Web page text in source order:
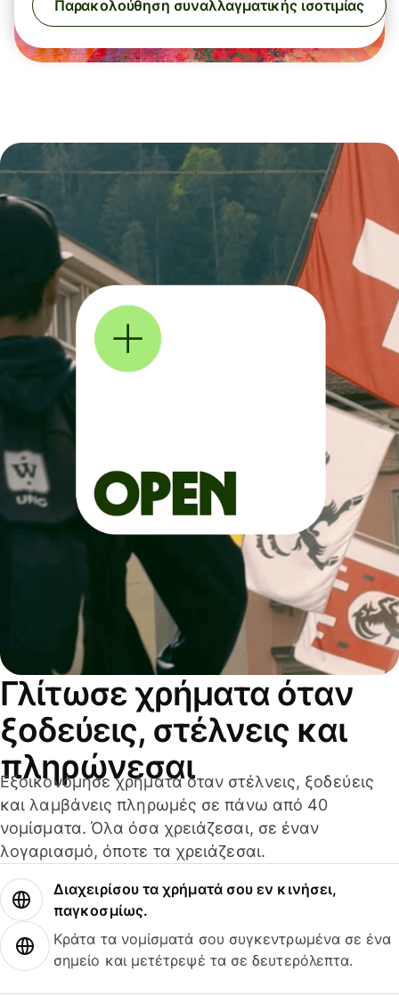
Παρακολούθηση συναλλαγματικής ισοτιμίας
Γλίτωσε χρήματα όταν
ξοδεύεις, στέλνεις και
πληρώνεσαι
Εξοικονόμησε χρήματα όταν στέλνεις, ξοδεύεις
και λαμβάνεις πληρωμές σε πάνω από 40
νομίσματα. Όλα όσα χρειάζεσαι, σε έναν
λογαριασμό, όποτε τα χρειάζεσαι.
Διαχειρίσου τα χρήματά σου εν κινήσει,
παγκοσμίως.
Κράτα τα νομίσματά σου συγκεντρωμένα σε ένα
σημείο και μετέτρεψέ τα σε δευτερόλεπτα.